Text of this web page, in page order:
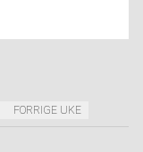
FORRIGE UKE